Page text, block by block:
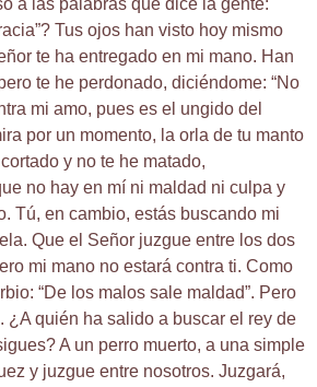
a las palabras que dice la gente:
Tus ojos han visto hoy mismo
te ha entregado en mi mano. Han
te he perdonado, diciéndome: “No
mi amo, pues es el ungido del
por un momento, la orla de tu manto
y no te he matado,
no hay en mí ni maldad ni culpa y
Tú, en cambio, estás buscando mi
Que el Señor juzgue entre los dos
mi mano no estará contra ti. Como
“De los malos sale maldad”. Pero
¿A quién ha salido a buscar el rey de
A un perro muerto, a una simple
y juzgue entre nosotros. Juzgará,